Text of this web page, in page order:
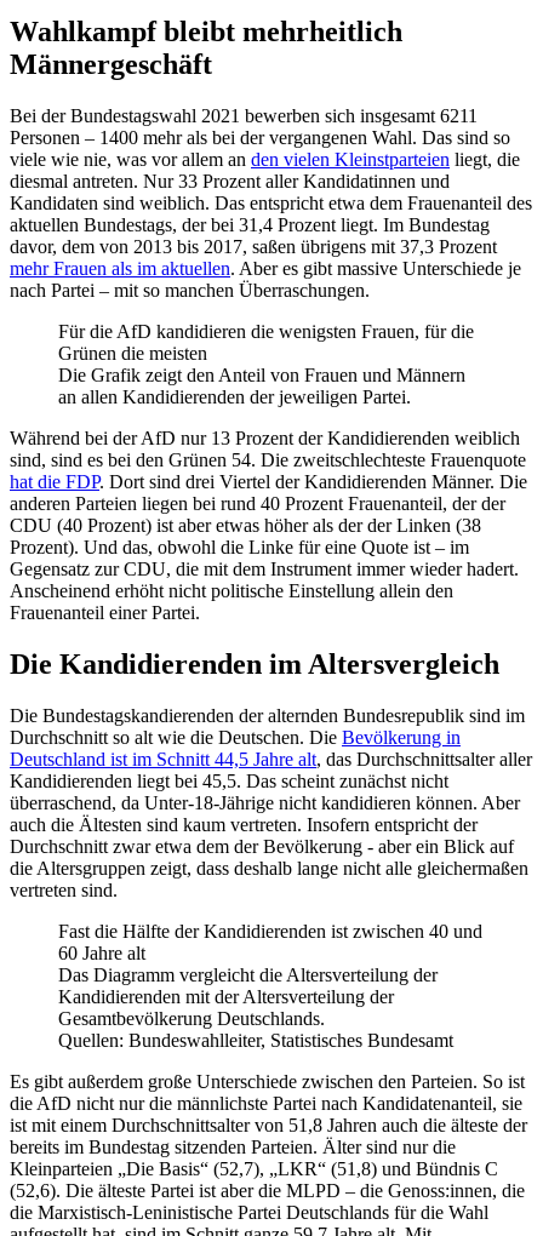
Wahlkampf bleibt mehrheitlich
Männergeschäft
Bei der Bundestagswahl 2021 bewerben sich insgesamt 6211
Personen – 1400 mehr als bei der vergangenen Wahl. Das sind so
viele wie nie, was vor allem an den vielen Kleinstparteien liegt, die
diesmal antreten. Nur 33 Prozent aller Kandidatinnen und
Kandidaten sind weiblich. Das entspricht etwa dem Frauenanteil des
aktuellen Bundestags, der bei 31,4 Prozent liegt. Im Bundestag
davor, dem von 2013 bis 2017, saßen übrigens mit 37,3 Prozent
mehr Frauen als im aktuellen. Aber es gibt massive Unterschiede je
nach Partei – mit so manchen Überraschungen.
Für die AfD kandidieren die wenigsten Frauen, für die
Grünen die meisten
Die Grafik zeigt den Anteil von Frauen und Männern
an allen Kandidierenden der jeweiligen Partei.
Während bei der AfD nur 13 Prozent der Kandidierenden weiblich
sind, sind es bei den Grünen 54. Die zweitschlechteste Frauenquote
hat die FDP. Dort sind drei Viertel der Kandidierenden Männer. Die
anderen Parteien liegen bei rund 40 Prozent Frauenanteil, der der
CDU (40 Prozent) ist aber etwas höher als der der Linken (38
Prozent). Und das, obwohl die Linke für eine Quote ist – im
Gegensatz zur CDU, die mit dem Instrument immer wieder hadert.
Anscheinend erhöht nicht politische Einstellung allein den
Frauenanteil einer Partei.
Die Kandidierenden im Altersvergleich
Die Bundestagskandierenden der alternden Bundesrepublik sind im
Durchschnitt so alt wie die Deutschen. Die Bevölkerung in
Deutschland ist im Schnitt 44,5 Jahre alt, das Durchschnittsalter aller
Kandidierenden liegt bei 45,5. Das scheint zunächst nicht
überraschend, da Unter-18-Jährige nicht kandidieren können. Aber
auch die Ältesten sind kaum vertreten. Insofern entspricht der
Durchschnitt zwar etwa dem der Bevölkerung - aber ein Blick auf
die Altersgruppen zeigt, dass deshalb lange nicht alle gleichermaßen
vertreten sind.
Fast die Hälfte der Kandidierenden ist zwischen 40 und
60 Jahre alt
Das Diagramm vergleicht die Altersverteilung der
Kandidierenden mit der Altersverteilung der
Gesamtbevölkerung Deutschlands.
Quellen: Bundeswahlleiter, Statistisches Bundesamt
Es gibt außerdem große Unterschiede zwischen den Parteien. So ist
die AfD nicht nur die männlichste Partei nach Kandidatenanteil, sie
ist mit einem Durchschnittsalter von 51,8 Jahren auch die älteste der
bereits im Bundestag sitzenden Parteien. Älter sind nur die
Kleinparteien „Die Basis“ (52,7), „LKR“ (51,8) und Bündnis C
(52,6). Die älteste Partei ist aber die MLPD – die Genoss:innen, die
die Marxistisch-Leninistische Partei Deutschlands für die Wahl